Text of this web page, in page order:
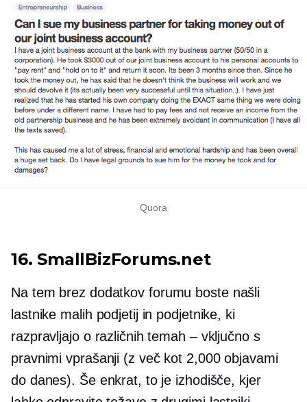
Quora
16. SmallBizForums.net
Na tem brez dodatkov forumu boste našli
lastnike malih podjetij in podjetnike, ki
razpravljajo o različnih temah – vključno s
pravnimi vprašanji (z več kot 2,000 objavami
do danes). Še enkrat, to je izhodišče, kjer